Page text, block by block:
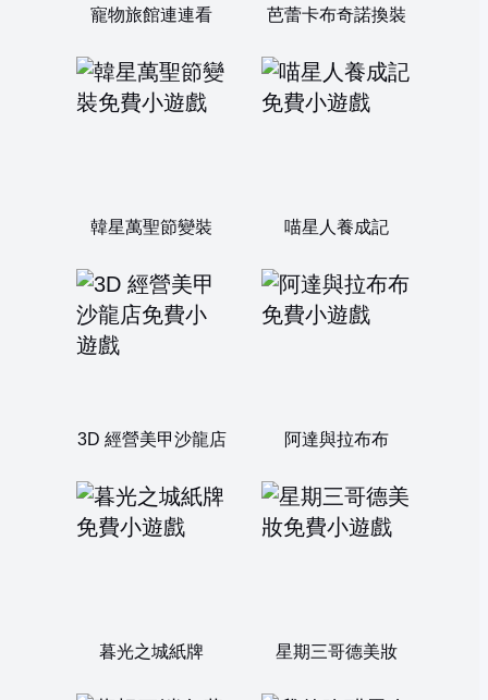
寵物旅館連連看 芭蕾卡布奇諾換裝
韓星萬聖節變裝 喵星人養成記
3D 經營美甲沙龍店 阿達與拉布布
暮光之城紙牌 星期三哥德美妝